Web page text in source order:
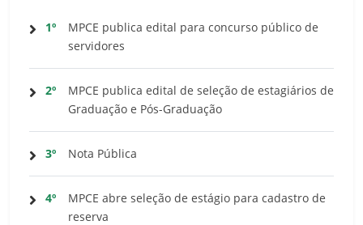
1º
MPCE publica edital para concurso público de
servidores
2º
MPCE publica edital de seleção de estagiários de
Graduação e Pós-Graduação
3º Nota Pública
4º
MPCE abre seleção de estágio para cadastro de
reserva